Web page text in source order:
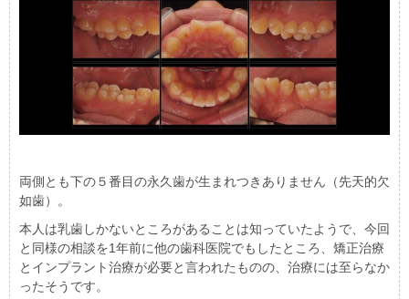
両側とも下の５番目の永久歯が生まれつきありません（先天的欠
如歯）。
本人は乳歯しかないところがあることは知っていたようで、今回
と同様の相談を1年前に他の歯科医院でもしたところ、矯正治療
とインプラント治療が必要と言われたものの、治療には至らなか
ったそうです。